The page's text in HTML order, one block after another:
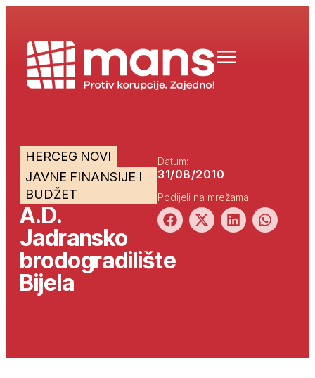
HERCEG NOVI
JAVNE FINANSIJE I
BUDŽET
A.D.
Jadransko
brodogradilište
Bijela
Datum:
31/08/2010
Podijeli na mrežama: